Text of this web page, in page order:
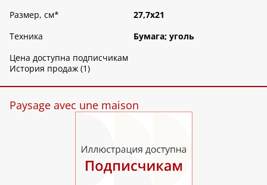
Размер, см*
27,7х21
Техника
Бумага; уголь
Цена доступна подписчикам
История продаж (1)
Paysage avec une maison